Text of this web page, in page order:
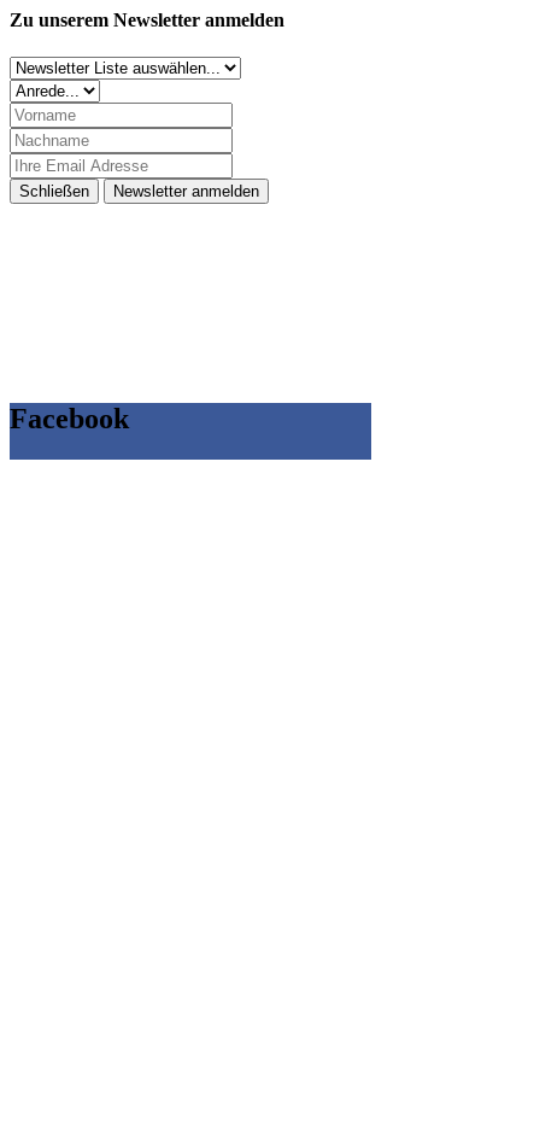
Zu unserem Newsletter anmelden
Schließen Newsletter anmelden
Facebook